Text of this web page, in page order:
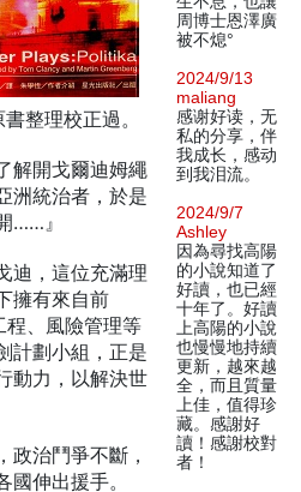
整理校正過。
解開戈爾迪姆繩
洲統治者，於是
……』
迪，這位充滿理
擁有來自前
程、風險管理等
計劃小組，正是
動力，以解決世
政治鬥爭不斷，
伸出援手。
周博士恩澤廣
被不熄°
2024/9/13
maliang
感谢好读，无
私的分享，伴
我成长，感动
到我泪流。
2024/9/7
Ashley
因為尋找高陽
的小說知道了
好讀，也已經
十年了。好讀
上高陽的小說
也慢慢地持續
更新，越來越
全，而且質量
上佳，值得珍
藏。感謝好
讀！感謝校對
者！